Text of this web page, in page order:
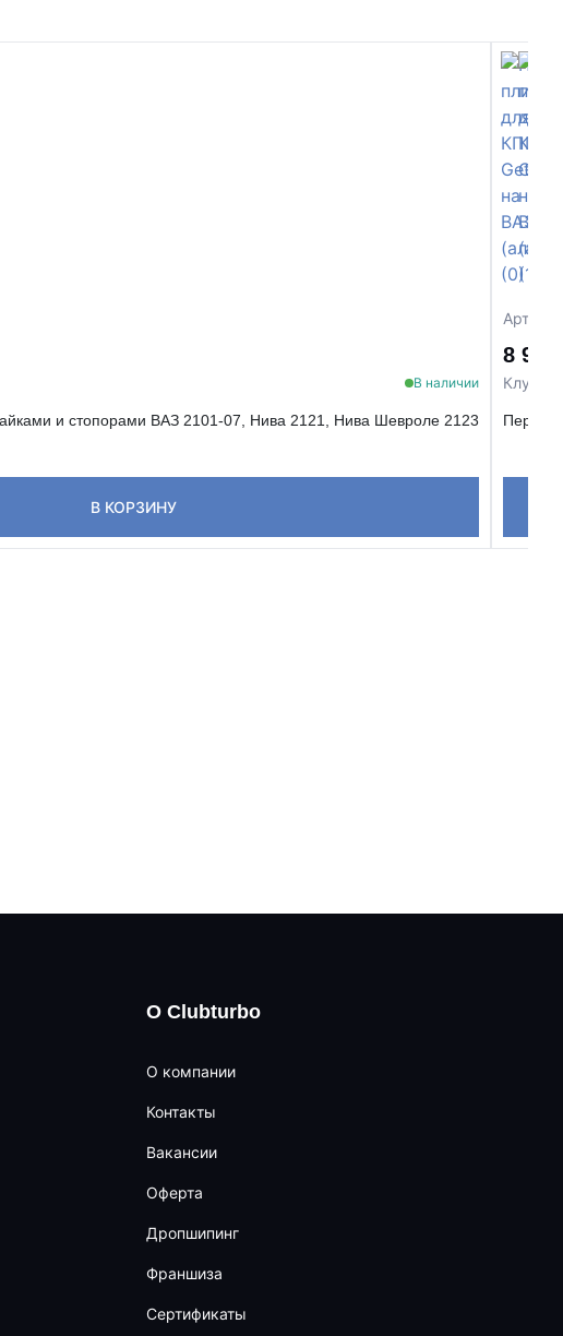
В наличии
и стопорами ВАЗ 2101-07, Нива 2121, Нива Шевроле 2123
В КОРЗИНУ
8 960
О Clubturbo
О компании
Контакты
Вакансии
Оферта
Дропшипинг
Франшиза
Сертификаты